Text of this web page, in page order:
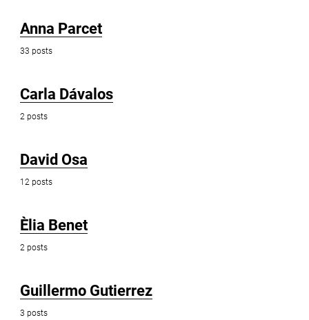
Anna Parcet
33 posts
Carla Dávalos
2 posts
David Osa
12 posts
Èlia Benet
2 posts
Guillermo Gutierrez
3 posts